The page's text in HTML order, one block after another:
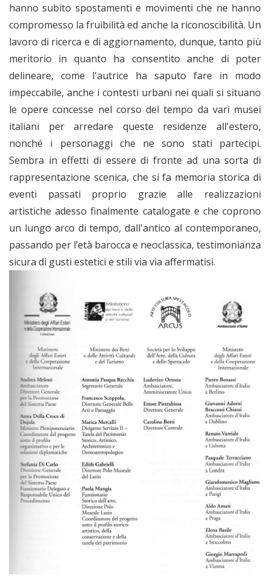
hanno subito spostamenti e movimenti che ne hanno
compromesso la fruibilità ed anche la riconoscibilità. Un
lavoro di ricerca e di aggiornamento, dunque, tanto più
meritorio in quanto ha consentito anche di poter
delineare, come l'autrice ha saputo fare in modo
impeccabile, anche i contesti urbani nei quali si situano
le opere concesse nel corso del tempo da vari musei
italiani per arredare queste residenze all'estero,
nonché i personaggi che ne sono stati partecipi.
Sembra in effetti di essere di fronte ad una sorta di
rappresentazione scenica, che si fa memoria storica di
eventi passati proprio grazie alle realizzazioni
artistiche adesso finalmente catalogate e che coprono
un lungo arco di tempo, dall'antico al contemporaneo,
passando per l’età barocca e neoclassica, testimonianza
sicura di gusti estetici e stili via via affermatisi.